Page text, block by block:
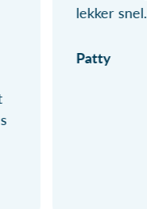
lekker snel.
Patty